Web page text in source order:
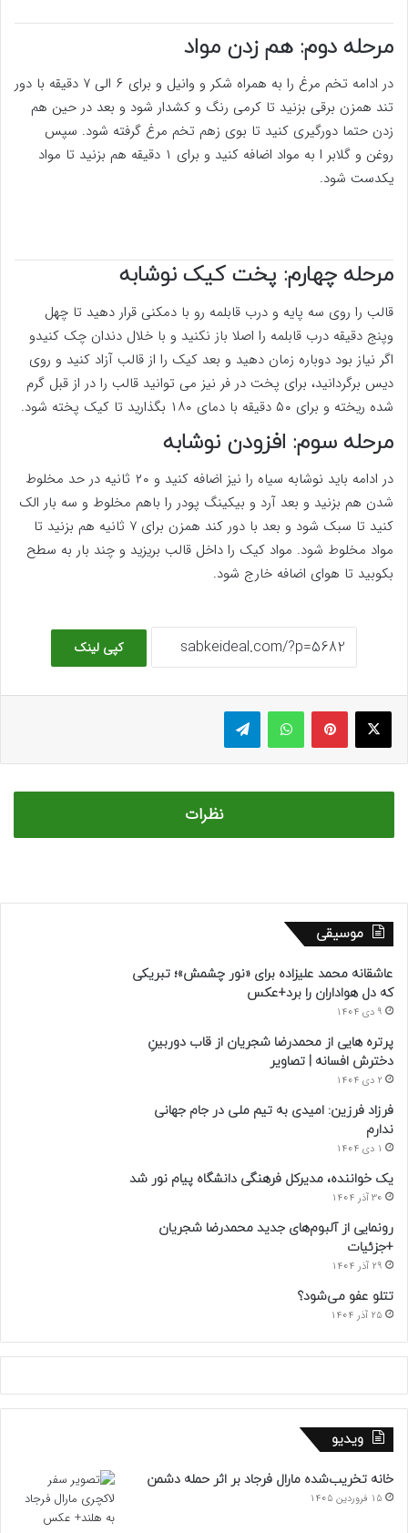
مرحله دوم: هم زدن مواد
در ادامه تخم مرغ را به همراه شکر و وانیل و برای ۶ الی ۷ دقیقه با دور
تند همزن برقی بزنید تا کرمی رنگ و کشدار شود و بعد در حین هم
زدن حتما دورگیری کنید تا بوی زهم تخم مرغ گرفته شود. سپس
روغن و گلابر ا به مواد اضافه کنید و برای ۱ دقیقه هم بزنید تا مواد
یکدست شود.
مرحله چهارم: پخت کیک نوشابه
قالب را روی سه پایه و درب قابلمه رو با دمکنی قرار دهید تا چهل
وپنج دقیقه درب قابلمه را اصلا باز نکنید و با خلال دندان چک کنیدو
اگر نیاز بود دوباره زمان دهید و بعد کیک را از قالب آزاد کنید و روی
دیس برگردانید، برای پخت در فر نیز می توانید قالب را در از قبل گرم
شده ریخته و برای ۵۰ دقیقه با دمای ۱۸۰ بگذارید تا کیک پخته شود.
مرحله سوم: افزودن نوشابه
در ادامه باید نوشابه سیاه را نیز اضافه کنید و ۲۰ ثانیه در حد مخلوط
شدن هم بزنید و بعد آرد و بیکینگ پودر را باهم مخلوط و سه بار الک
کنید تا سبک شود و بعد با دور کند همزن برای ۷ ثانیه هم بزنید تا
مواد مخلوط شود. مواد کیک را داخل قالب بریزید و چند بار به سطح
بکوبید تا هوای اضافه خارج شود.
کپی لینک
ایکس پینتریستواتس آپ تلگرام
نظرات
موسیقی
عاشقانه محمد علیزاده برای «نور چشمش»؛ تبریکی
که دل هواداران را برد+عکس
9 دی 1404
پرتره هایی از محمدرضا شجریان از قاب دوربینِ
دخترش افسانه | تصاویر
2 دی 1404
فرزاد فرزین: امیدی به تیم ملی در جام جهانی
ندارم
1 دی 1404
یک خواننده، مدیرکل فرهنگی دانشگاه پیام نور شد
30 آذر 1404
رونمایی از آلبوم‌های جدید محمدرضا شجریان
+جزئیات
29 آذر 1404
تتلو عفو می‌شود؟
25 آذر 1404
ویدیو
خانه تخریب‌شده مارال فرجاد بر اثر حمله دشمن
15 فروردین 1405